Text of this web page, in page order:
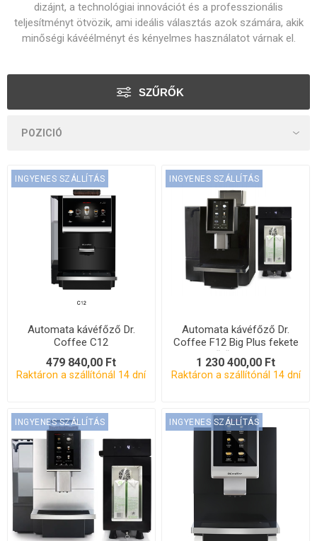
dizájnt, a technológiai innovációt és a professzionális
teljesítményt ötvözik, ami ideális választás azok számára, akik
minőségi kávéélményt és kényelmes használatot várnak el.
SZŰRŐK
INGYENES SZÁLLÍTÁS
Automata kávéfőző Dr.
Coffee C12
479 840,00 Ft
Raktáron a szállítónál 14 dní
INGYENES SZÁLLÍTÁS
Automata kávéfőző Dr.
Coffee F12 Big Plus fekete
+ hűtőszekrény
1 230 400,00 Ft
Raktáron a szállítónál 14 dní
INGYENES SZÁLLÍTÁS INGYENES SZÁLLÍTÁS